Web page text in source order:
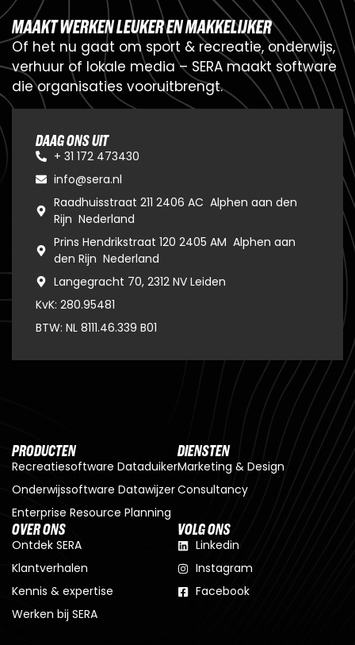
MAAKTWERKENLEUKERENMAKKELIJKER
Of het nu gaat om sport & recreatie, onderwijs,
verhuur of lokale media – SERA maakt software
die organisaties vooruitbrengt.
DAAG ONS UIT
+ 31 172 473430
info@sera.nl
Raadhuisstraat 211 2406 AC Alphen aan den
Rijn Nederland
Prins Hendrikstraat 120 2405 AM Alphen aan
den Rijn Nederland
Langegracht 70, 2312 NV Leiden
KvK: 280.95481
BTW: NL 8111.46.339 B01
PRODUCTEN
Recreatiesoftware Dataduiker
Onderwijssoftware Datawijzer
Enterprise Resource Planning
DIENSTEN
Marketing & Design
Consultancy
OVER ONS
Ontdek SERA
Klantverhalen
Kennis & expertise
Werken bij SERA
VOLG ONS
Linkedin
Instagram
Facebook